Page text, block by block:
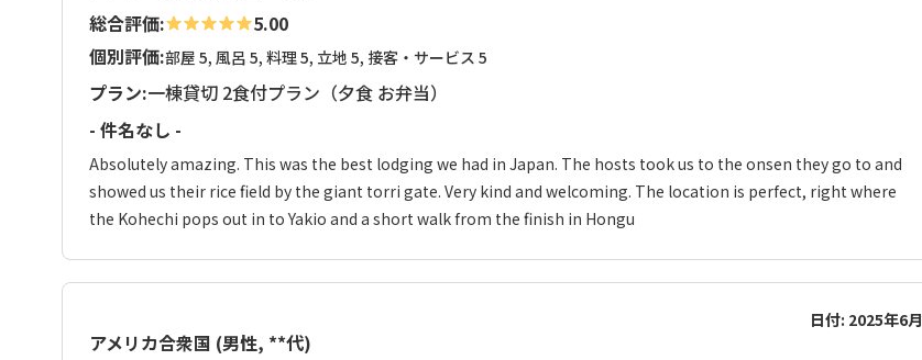
総合評価:
5.00
個別評価:部屋 5, 風呂 5, 料理 5, 立地 5, 接客・サービス 5
プラン:一棟貸切 2食付プラン（夕食 お弁当）
- 件名なし -
Absolutely amazing. This was the best lodging we had in Japan. The hosts took us to the onsen they go to and
showed us their rice field by the giant torri gate. Very kind and welcoming. The location is perfect, right where
the Kohechi pops out in to Yakio and a short walk from the finish in Hongu
日付: 2025年6月
アメリカ合衆国 (男性, **代)